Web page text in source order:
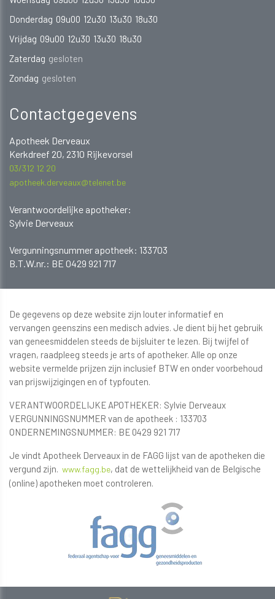
Donderdag 09u00 12u30 13u30 18u30
Vrijdag 09u00 12u30 13u30 18u30
Zaterdag gesloten
Zondag gesloten
Contactgegevens
Apotheek Derveaux
Kerkdreef 20, 2310 Rijkevorsel
03/312 12 20
apotheek.derveaux@telenet.be
Verantwoordelijke apotheker:
Sylvie Derveaux
​​​​​​Vergunningsnummer apotheek: 133703
B.T.W.nr.: BE 0429 921 717
De gegevens op deze website zijn louter informatief en
vervangen geenszins een medisch advies. Je dient bij het gebruik
van geneesmiddelen steeds de bijsluiter te lezen. Bij twijfel of
vragen, raadpleeg steeds je arts of apotheker. Alle op onze
website vermelde prijzen zijn inclusief BTW en onder voorbehoud
van prijswijzigingen en of typfouten.
VERANTWOORDELIJKE APOTHEKER: Sylvie Derveaux
VERGUNNINGSNUMMER van de apotheek : 133703
ONDERNEMINGSNUMMER: BE 0429 921 717
Je vindt Apotheek Derveaux in de FAGG lijst van de apotheken die
vergund zijn. www.fagg.be, dat de wettelijkheid van de Belgische
(online) apotheken moet controleren.